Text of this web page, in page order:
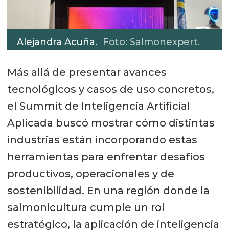
Alejandra Acuña. Foto: Salmonexpert.
Más allá de presentar avances
tecnológicos y casos de uso concretos,
el Summit de Inteligencia Artificial
Aplicada buscó mostrar cómo distintas
industrias están incorporando estas
herramientas para enfrentar desafíos
productivos, operacionales y de
sostenibilidad. En una región donde la
salmonicultura cumple un rol
estratégico, la aplicación de inteligencia